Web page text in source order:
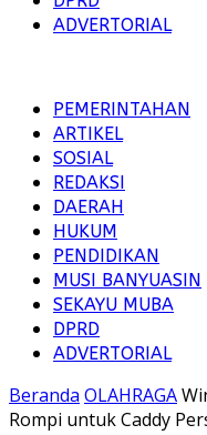
ADVERTORIAL
PEMERINTAHAN
ARTIKEL
SOSIAL
REDAKSI
DAERAH
HUKUM
PENDIDIKAN
MUSI BANYUASIN
SEKAYU MUBA
DPRD
ADVERTORIAL
Beranda OLAHRAGA
Rompi untuk Caddy